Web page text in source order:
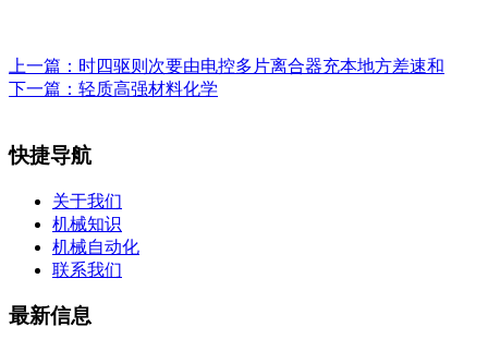
上一篇： 时四驱则次要由电控多片离合器充本地方差速和
下一篇： 轻质高强材料化学
快捷导航
关于我们
机械知识
机械自动化
联系我们
最新信息